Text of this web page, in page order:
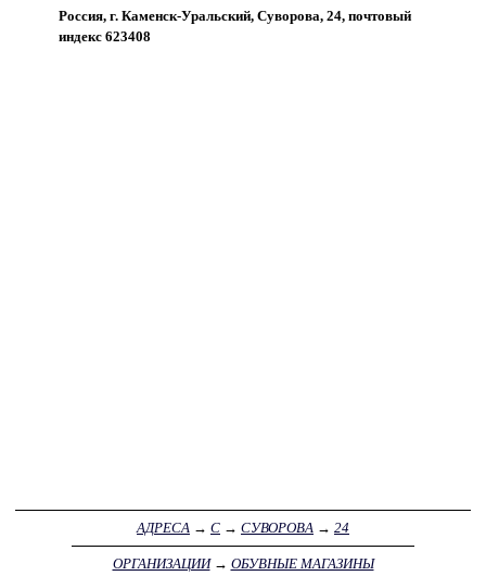
Россия, г. Каменск-Уральский, Суворова, 24, почтовый
индекс 623408
АДРЕСА → С → СУВОРОВА → 24
ОРГАНИЗАЦИИ→ ОБУВНЫЕ МАГАЗИНЫ